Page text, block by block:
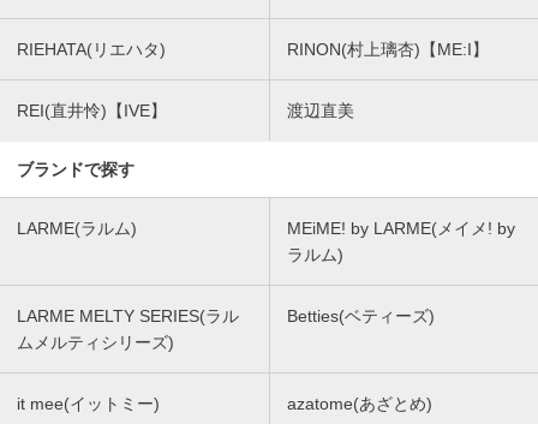
RIEHATA(リエハタ) RINON(村上璃杏)【ME:I】
REI(直井怜)【IVE】 渡辺直美
ブランドで探す
LARME(ラルム)
MEiME! by LARME(メイメ! by
ラルム)
LARME MELTY SERIES(ラル
ムメルティシリーズ)
Betties(ベティーズ)
it mee(イットミー) azatome(あざとめ)